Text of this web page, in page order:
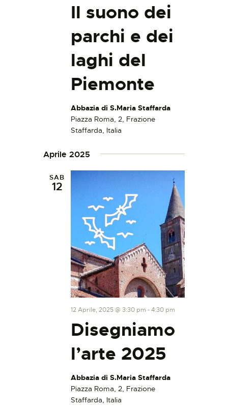
Il suono dei
parchi e dei
laghi del
Piemonte
Abbazia di S.Maria Staffarda
Piazza Roma, 2, Frazione
Staffarda, Italia
Aprile 2025
SAB
12
Disegniamo
l’arte 2025
12 Aprile, 2025 @ 3:30 pm -4:30 pm
Abbazia di S.Maria Staffarda
Piazza Roma, 2, Frazione
Staffarda, Italia